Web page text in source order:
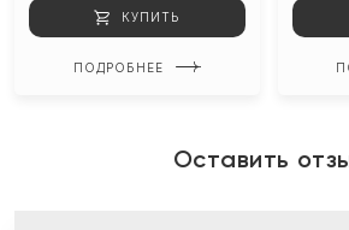
КУПИТЬ
ПОДРОБНЕЕ
Оставить